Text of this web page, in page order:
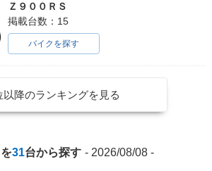
Ｚ９００ＲＳ
掲載台数：15
バイクを探す
以降のランキングを見る
31台から探す - 2026/08/08 -